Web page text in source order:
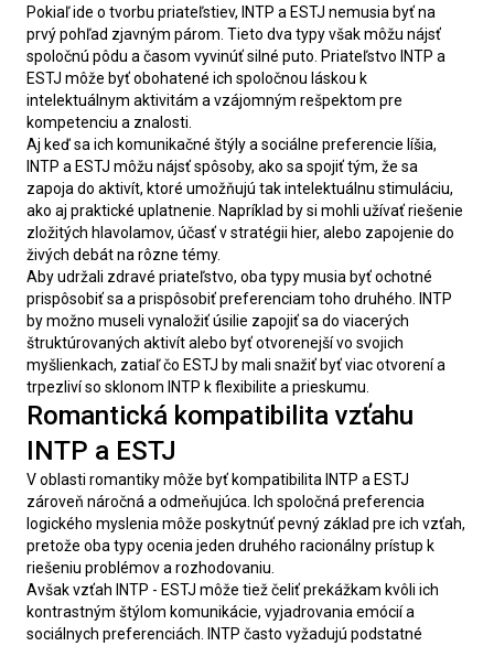
Pokiaľ ide o tvorbu priateľstiev, INTP a ESTJ nemusia byť na
prvý pohľad zjavným párom. Tieto dva typy však môžu nájsť
spoločnú pôdu a časom vyvinúť silné puto. Priateľstvo INTP a
ESTJ môže byť obohatené ich spoločnou láskou k
intelektuálnym aktivitám a vzájomným rešpektom pre
kompetenciu a znalosti.
Aj keď sa ich komunikačné štýly a sociálne preferencie líšia,
INTP a ESTJ môžu nájsť spôsoby, ako sa spojiť tým, že sa
zapoja do aktivít, ktoré umožňujú tak intelektuálnu stimuláciu,
ako aj praktické uplatnenie. Napríklad by si mohli užívať riešenie
zložitých hlavolamov, účasť v stratégii hier, alebo zapojenie do
živých debát na rôzne témy.
Aby udržali zdravé priateľstvo, oba typy musia byť ochotné
prispôsobiť sa a prispôsobiť preferenciam toho druhého. INTP
by možno museli vynaložiť úsilie zapojiť sa do viacerých
štruktúrovaných aktivít alebo byť otvorenejší vo svojich
myšlienkach, zatiaľ čo ESTJ by mali snažiť byť viac otvorení a
trpezliví so sklonom INTP k flexibilite a prieskumu.
Romantická kompatibilita vzťahu
INTP a ESTJ
V oblasti romantiky môže byť kompatibilita INTP a ESTJ
zároveň náročná a odmeňujúca. Ich spoločná preferencia
logického myslenia môže poskytnúť pevný základ pre ich vzťah,
pretože oba typy ocenia jeden druhého racionálny prístup k
riešeniu problémov a rozhodovaniu.
Avšak vzťah INTP - ESTJ môže tiež čeliť prekážkam kvôli ich
kontrastným štýlom komunikácie, vyjadrovania emócií a
sociálnych preferenciách. INTP často vyžadujú podstatné